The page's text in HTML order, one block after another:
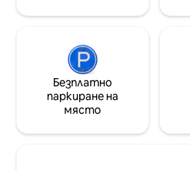
Безплатно
паркиране на
място